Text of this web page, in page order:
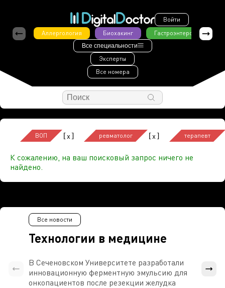
Войти
Аллергология
Биохакинг Гастроэнтерология
Все специальности
Эксперты
Все номера
ВОП [x] ревматолог [x] терапевт
К сожалению, на ваш поисковый запрос ничего не
найдено.
Технологии в медицине
Все новости
В Сеченовском Университете разработали
инновационную ферментную эмульсию для
онкопациентов после резекции желудка